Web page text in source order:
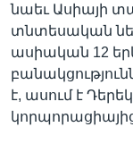
նաեւ Ասիայի
տնտեսական
ասիական 12
է, ասում է